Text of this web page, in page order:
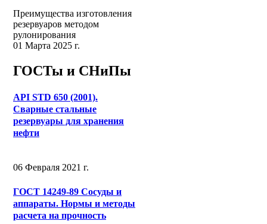
Преимущества изготовления
резервуаров методом
рулонирования
01 Марта 2025 г.
ГОСТы и СНиПы
API STD 650 (2001).
Сварные стальные
резервуары для хранения
нефти
06 Февраля 2021 г.
ГОСТ 14249-89 Сосуды и
аппараты. Нормы и методы
расчета на прочность